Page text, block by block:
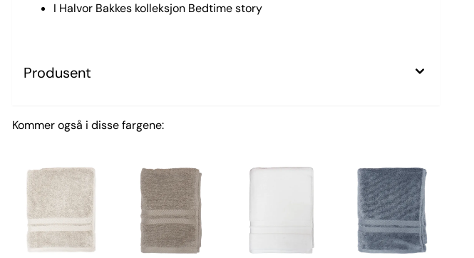
I Halvor Bakkes kolleksjon Bedtime story
Produsent
Kommer også i disse fargene: